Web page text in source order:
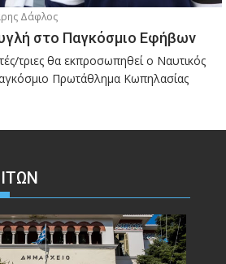
Δάφλος
στο Παγκόσμιο Εφήβων
τριες θα εκπροσωπηθεί ο Ναυτικός
Πρωτάθλημα Κωπηλασίας